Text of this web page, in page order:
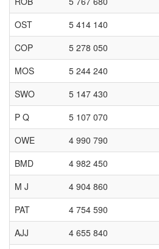
OST 5 414 140
COP 5 278 050
MOS 5 244 240
SWO 5 147 430
P Q 5 107 070
OWE 4 990 790
BMD 4 982 450
M J 4 904 860
PAT 4 754 590
AJJ 4 655 840